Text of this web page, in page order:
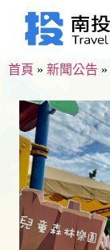
首頁 » 新聞公告 »